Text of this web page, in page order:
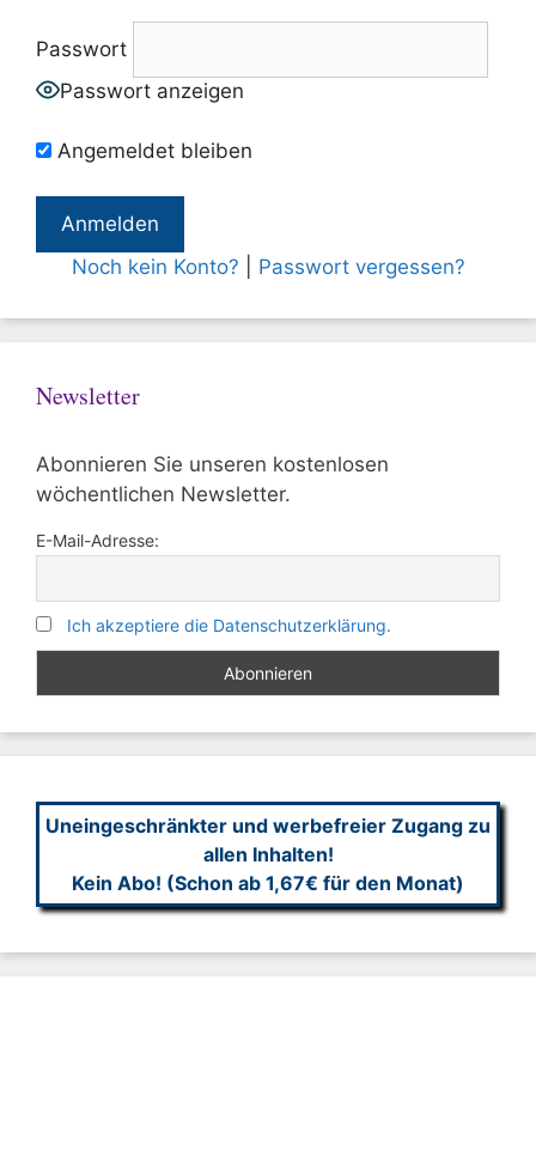
Passwort
Passwort anzeigen
Angemeldet bleiben
Noch kein Konto? Passwort vergessen?
Newsletter
Abonnieren Sie unseren kostenlosen
wöchentlichen Newsletter.
E-Mail-Adresse:
Ich akzeptiere die Datenschutzerklärung.
Uneingeschränkter und werbefreier Zugang zu
allen Inhalten!
Kein Abo! (Schon ab 1,67€ für den Monat)